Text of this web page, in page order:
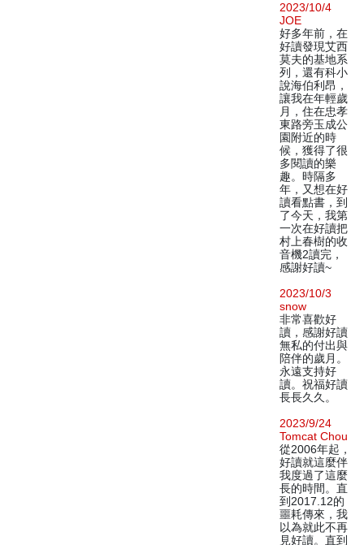
2023/10/4
JOE
好多年前，在
好讀發現艾西
莫夫的基地系
列，還有科小
說海伯利昂，
讓我在年輕歲
月，住在忠孝
東路旁玉成公
園附近的時
候，獲得了很
多閱讀的樂
趣。時隔多
年，又想在好
讀看點書，到
了今天，我第
一次在好讀把
村上春樹的收
音機2讀完，
感謝好讀~
2023/10/3
snow
非常喜歡好
讀，感謝好讀
無私的付出與
陪伴的歲月。
永遠支持好
讀。祝福好讀
長長久久。
2023/9/24
Tomcat Chou
從2006年起，
好讀就這麼伴
我度過了這麼
長的時間。直
到2017.12的
噩耗傳來，我
以為就此不再
見好讀。直到